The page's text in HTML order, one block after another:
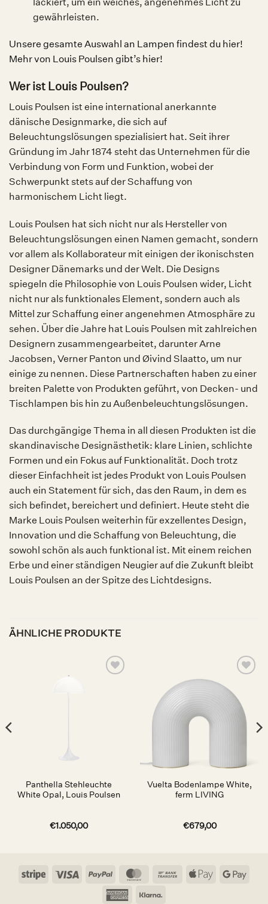
gewährleisten.
Unsere gesamte Auswahl an Lampen findest du hier!
Mehr von Louis Poulsen gibt’s hier!
Wer ist Louis Poulsen?
Louis Poulsen ist eine international anerkannte
dänische Designmarke, die sich auf
Beleuchtungslösungen spezialisiert hat. Seit ihrer
Gründung im Jahr 1874 steht das Unternehmen für die
Verbindung von Form und Funktion, wobei der
Schwerpunkt stets auf der Schaffung von
harmonischem Licht liegt.
Louis Poulsen hat sich nicht nur als Hersteller von
Beleuchtungslösungen einen Namen gemacht, sondern
vor allem als Kollaborateur mit einigen der ikonischsten
Designer Dänemarks und der Welt. Die Designs
spiegeln die Philosophie von Louis Poulsen wider, Licht
nicht nur als funktionales Element, sondern auch als
Mittel zur Schaffung einer angenehmen Atmosphäre zu
sehen. Über die Jahre hat Louis Poulsen mit zahlreichen
Designern zusammengearbeitet, darunter Arne
Jacobsen, Verner Panton und Øivind Slaatto, um nur
einige zu nennen. Diese Partnerschaften haben zu einer
breiten Palette von Produkten geführt, von Decken- und
Tischlampen bis hin zu Außenbeleuchtungslösungen.
Das durchgängige Thema in all diesen Produkten ist die
skandinavische Designästhetik: klare Linien, schlichte
Formen und ein Fokus auf Funktionalität. Doch trotz
dieser Einfachheit ist jedes Produkt von Louis Poulsen
auch ein Statement für sich, das den Raum, in dem es
sich befindet, bereichert und definiert. Heute steht die
Marke Louis Poulsen weiterhin für exzellentes Design,
Innovation und die Schaffung von Beleuchtung, die
sowohl schön als auch funktional ist. Mit einem reichen
Erbe und einer ständigen Neugier auf die Zukunft bleibt
Louis Poulsen an der Spitze des Lichtdesigns.
ÄHNLICHE PRODUKTE
Panthella Stehleuchte
White Opal, Louis Poulsen
€1.050,00
Auf die
Wunschliste
Vuelta Bodenlampe White,
ferm LIVING
€679,00
Stripe Visa PayPal MasterCardBank
Apple
American